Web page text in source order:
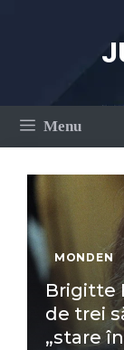
Menu
MONDEN
Brigitte
de trei
„stare